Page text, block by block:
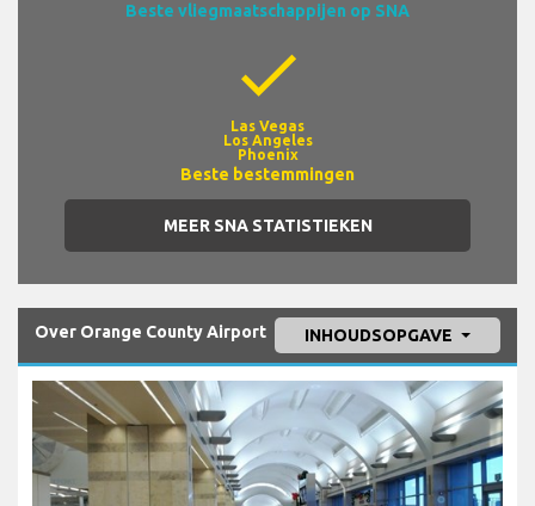
Beste vliegmaatschappijen op SNA
check
Las Vegas
Los Angeles
Phoenix
Beste bestemmingen
MEER SNA STATISTIEKEN
Over Orange County Airport INHOUDSOPGAVE